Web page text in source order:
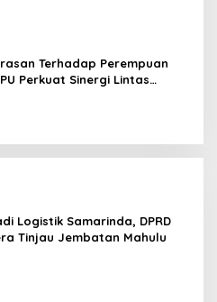
Terhadap Perempuan
Perkuat Sinergi Lintas
Logistik Samarinda, DPRD
Tinjau Jembatan Mahulu